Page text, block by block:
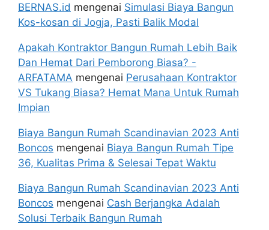
BERNAS.id mengenai Simulasi Biaya Bangun
Kos-kosan di Jogja, Pasti Balik Modal
Apakah Kontraktor Bangun Rumah Lebih Baik
Dan Hemat Dari Pemborong Biasa? -
ARFATAMA mengenai Perusahaan Kontraktor
VS Tukang Biasa? Hemat Mana Untuk Rumah
Impian
Biaya Bangun Rumah Scandinavian 2023 Anti
Boncos mengenai Biaya Bangun Rumah Tipe
36, Kualitas Prima & Selesai Tepat Waktu
Biaya Bangun Rumah Scandinavian 2023 Anti
Boncos mengenai Cash Berjangka Adalah
Solusi Terbaik Bangun Rumah